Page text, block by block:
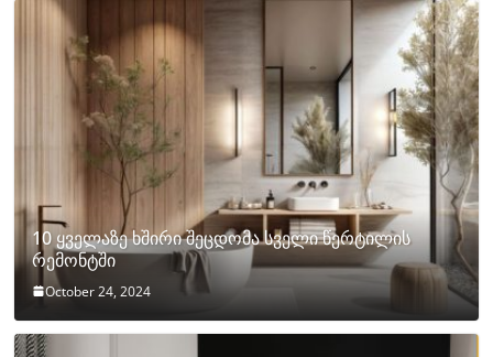
10 ყველაზე ხშირი შეცდომა სველი წერტილის
რემონტში
October 24, 2024